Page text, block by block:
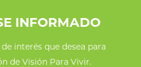
INFORMADO
interés que desea para
de Visión Para Vivir.